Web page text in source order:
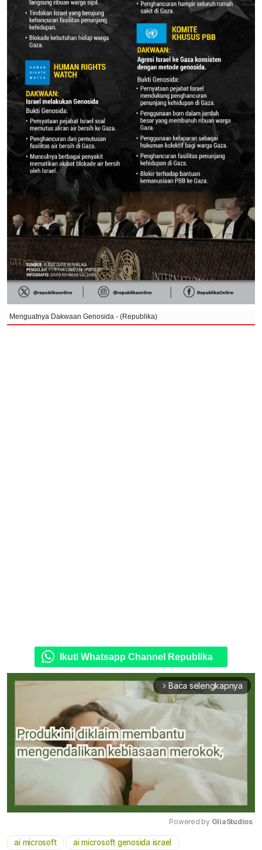
Menguatnya Dakwaan Genosida - (Republika)
Ikuti Whatsapp Channel Republika
arrow_forward_ios Baca selengkapnya
Powered by GliaStudios
ai microsoft ai microsoft genosida israel